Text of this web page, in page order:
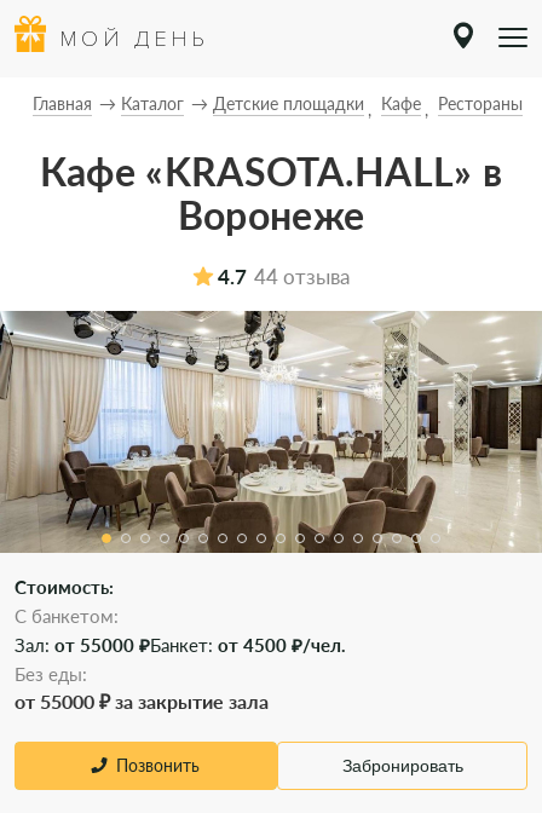
МОЙ ДЕНЬ
Главная Каталог Детские площадки Кафе Рестораны
Кафе «KRASOTA.HALL» в
Воронеже
4.7 44 отзыва
Стоимость:
С банкетом:
Зал: от 55000 ₽Банкет: от 4500 ₽/чел.
Без еды:
от 55000 ₽ за закрытие зала
Позвонить Забронировать